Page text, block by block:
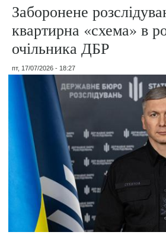
Заборонене
квартирна «схема» в
очільника ДБР
пт, 17/07/2026 - 18:27